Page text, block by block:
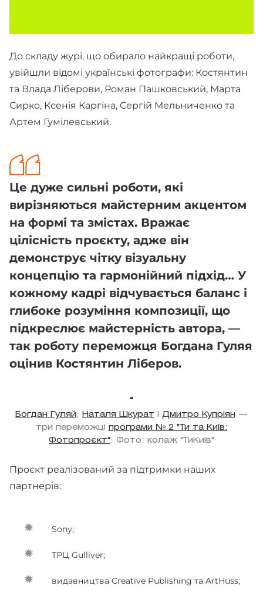
До складу журі, що обирало найкращі роботи,
увійшли відомі українські фотографи: Костянтин
та Влада Ліберови, Роман Пашковський, Марта
Сирко, Ксенія Каргіна, Сергій Мельниченко та
Артем Гумілевський.
Це дуже сильні роботи, які
вирізняються майстерним акцентом
на формі та змістах. Вражає
цілісність проєкту, адже він
демонструє чітку візуальну
концепцію та гармонійний підхід… У
кожному кадрі відчувається баланс і
глибоке розуміння композиції, що
підкреслює майстерність автора, —
так роботу переможця Богдана Гуляя
оцінив Костянтин Ліберов.
Богдан Гуляй, Наталя Шкурат і Дмитро Купріян —
три переможці програми № 2 "Ти та Київ:
Фотопроєкт". Фото: колаж "ТиКиїв"
Проєкт реалізований за підтримки наших
партнерів:
Sony;
ТРЦ Gulliver;
видавництва Creative Publishing та ArtHuss;